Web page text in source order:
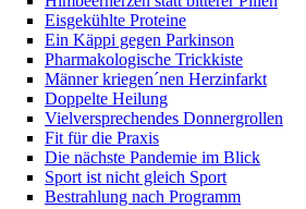
Eisgekühlte Proteine
Ein Käppi gegen Parkinson
Pharmakologische Trickkiste
Männer kriegen´nen Herzinfarkt
Doppelte Heilung
Vielversprechendes Donnergrollen
Fit für die Praxis
Die nächste Pandemie im Blick
Sport ist nicht gleich Sport
Bestrahlung nach Programm